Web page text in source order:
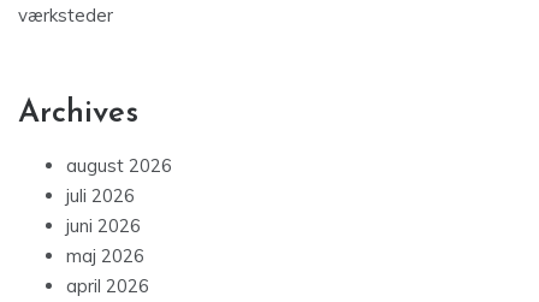
værksteder
Archives
august 2026
juli 2026
juni 2026
maj 2026
april 2026